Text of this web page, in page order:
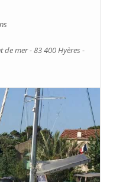
mer - 83 400 Hyères -